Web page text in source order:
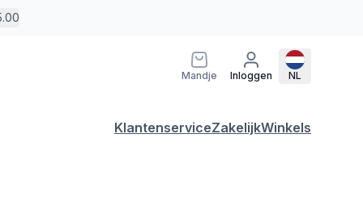
Mandje Inloggen NL
KlantenserviceZakelijkWinkels